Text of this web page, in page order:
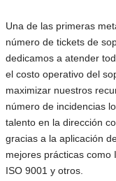
Una de las primeras
número de tickets de
dedicamos a atender
el costo operativo del
maximizar nuestros
número de incidencias
talento en la dirección
gracias a la aplicación
mejores prácticas como
ISO 9001 y otros.